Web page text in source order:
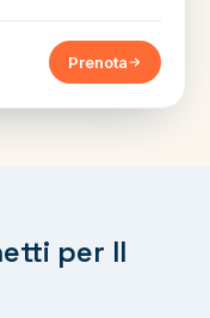
Prenota
per Il